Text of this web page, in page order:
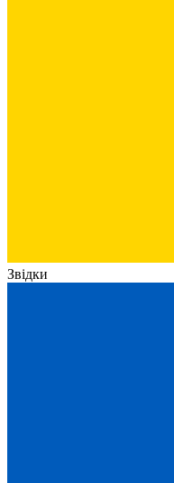
Звідки